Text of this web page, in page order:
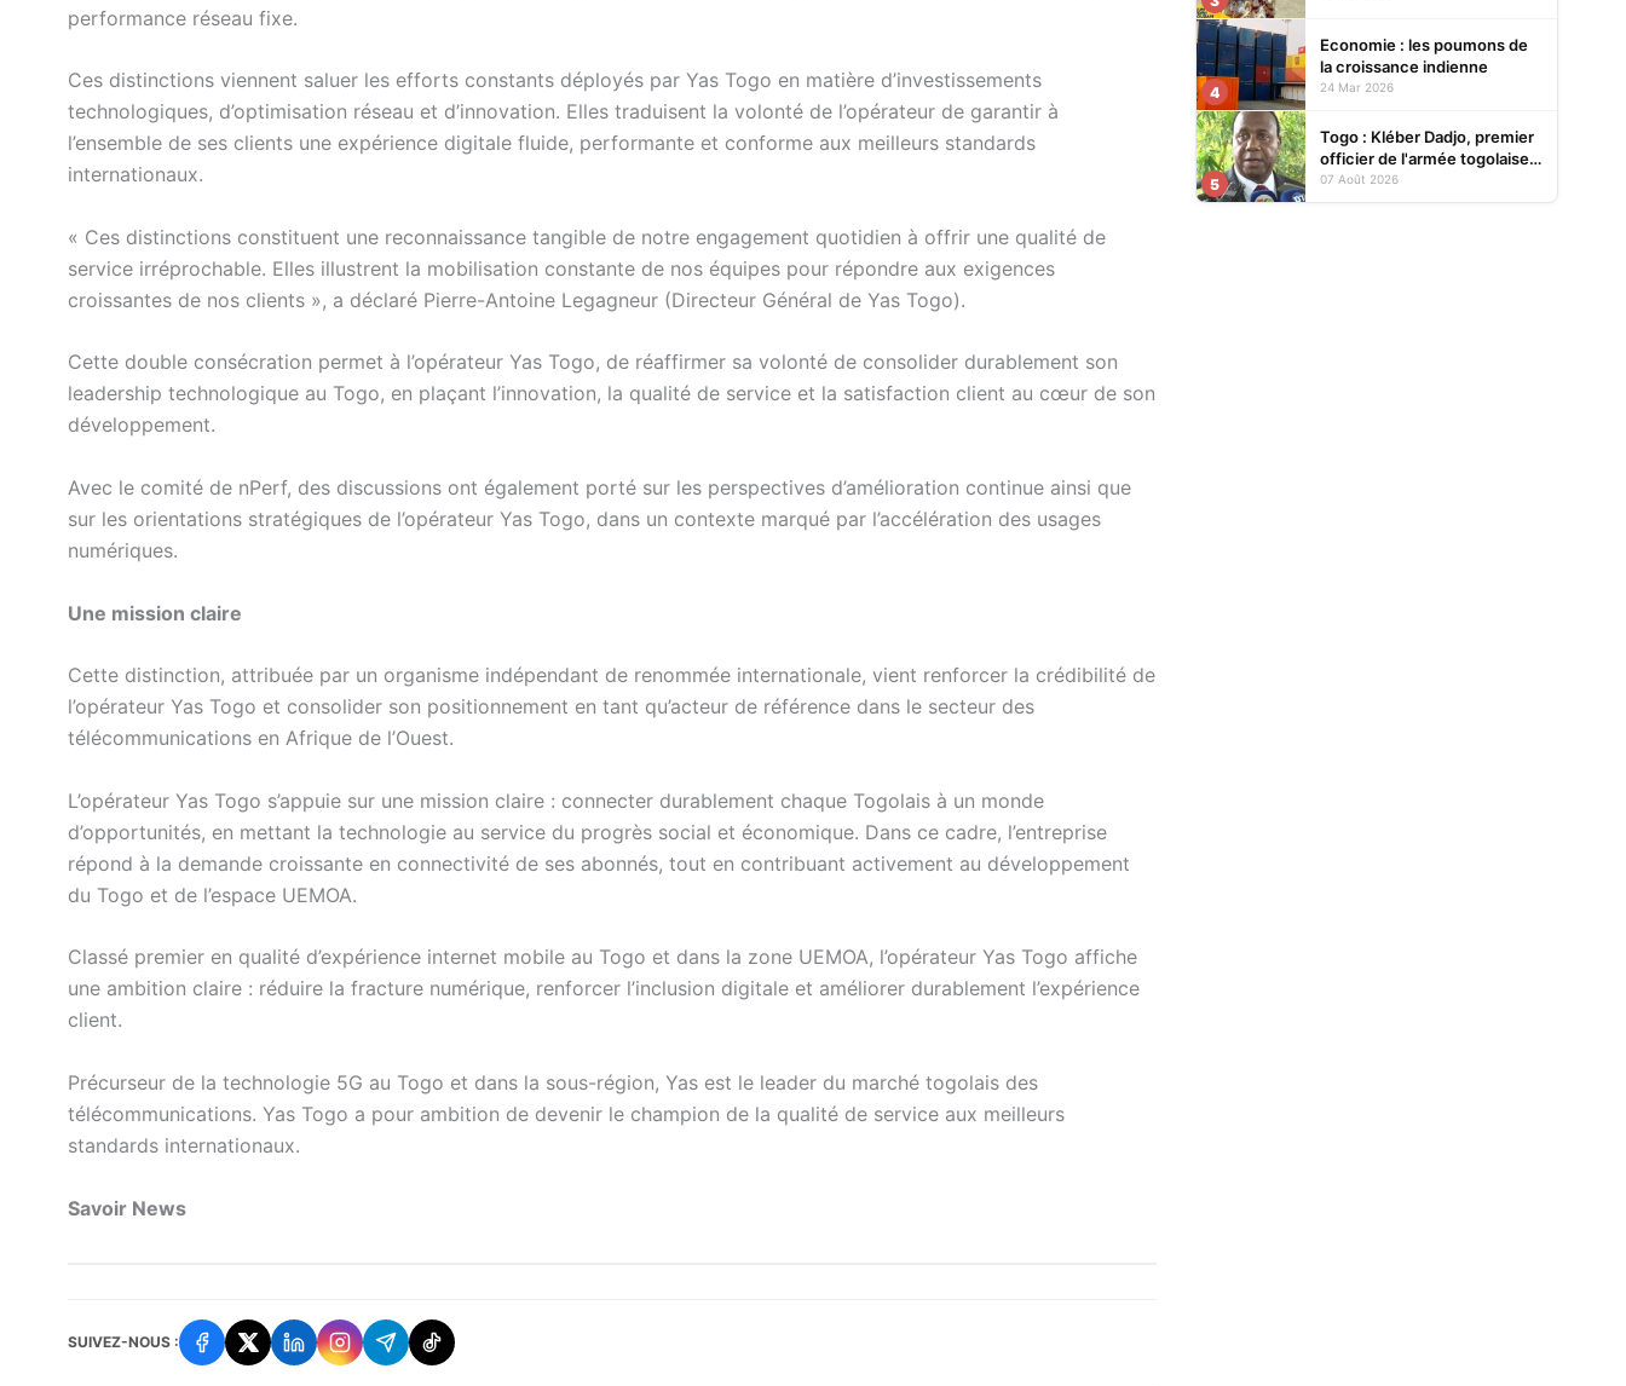
performance réseau fixe.
Ces distinctions viennent saluer les efforts constants déployés par Yas Togo en matière d’investissements
technologiques, d’optimisation réseau et d’innovation. Elles traduisent la volonté de l’opérateur de garantir à
l’ensemble de ses clients une expérience digitale fluide, performante et conforme aux meilleurs standards
internationaux.
« Ces distinctions constituent une reconnaissance tangible de notre engagement quotidien à offrir une qualité de
service irréprochable. Elles illustrent la mobilisation constante de nos équipes pour répondre aux exigences
croissantes de nos clients », a déclaré Pierre-Antoine Legagneur (Directeur Général de Yas Togo).
Cette double consécration permet à l’opérateur Yas Togo, de réaffirmer sa volonté de consolider durablement son
leadership technologique au Togo, en plaçant l’innovation, la qualité de service et la satisfaction client au cœur de son
développement.
Avec le comité de nPerf, des discussions ont également porté sur les perspectives d’amélioration continue ainsi que
sur les orientations stratégiques de l’opérateur Yas Togo, dans un contexte marqué par l’accélération des usages
numériques.
Une mission claire
Cette distinction, attribuée par un organisme indépendant de renommée internationale, vient renforcer la crédibilité de
l’opérateur Yas Togo et consolider son positionnement en tant qu’acteur de référence dans le secteur des
télécommunications en Afrique de l’Ouest.
L’opérateur Yas Togo s’appuie sur une mission claire : connecter durablement chaque Togolais à un monde
d’opportunités, en mettant la technologie au service du progrès social et économique. Dans ce cadre, l’entreprise
répond à la demande croissante en connectivité de ses abonnés, tout en contribuant activement au développement
du Togo et de l’espace UEMOA.
Classé premier en qualité d’expérience internet mobile au Togo et dans la zone UEMOA, l’opérateur Yas Togo affiche
une ambition claire : réduire la fracture numérique, renforcer l’inclusion digitale et améliorer durablement l’expérience
client.
Précurseur de la technologie 5G au Togo et dans la sous-région, Yas est le leader du marché togolais des
télécommunications. Yas Togo a pour ambition de devenir le champion de la qualité de service aux meilleurs
standards internationaux.
Savoir News
SUIVEZ-NOUS :
4
Economie : les poumons de
la croissance indienne
24 Mar 2026
5
Togo : Kléber Dadjo, premier
officier de l'armée togolaise
devenu chef de l'État, au
07 Août 2026